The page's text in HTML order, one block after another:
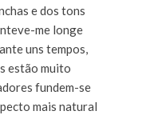
e dos tons
me longe
uns tempos,
estão muito
fundem-se
mais natural